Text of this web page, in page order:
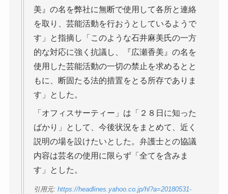
美』の名を弊社に無断で使用して各所と連絡
を取り、芸能活動を行おうとしているようで
す」と指摘し「このような石井麻美氏の一方
的な対応に強く抗議し、『広瀬香美』の名を
使用した芸能活動の一切の禁止を求めるとと
もに、断固たる法的措置をとる所存でありま
す」とした。
「オフィスサーティー」は「２８日に知った
ばかり」として、今後状況をまとめて、近く
説明の場を設けたいとした。弁護士との協議
内容は芸名の使用に限らず「全てを含みま
す」とした。
引用元: https://headlines.yahoo.co.jp/hl?a=20180531-